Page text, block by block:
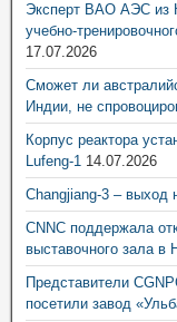
Эксперт ВАО АЭС из
учебно-
17.07.2026
Сможет ли
Индии, не
Корпус реактора
Lufeng-1 14.07.2026
Changjiang-3 – выход
CNNC поддержала
выставочного зала в
Представители
посетили завод